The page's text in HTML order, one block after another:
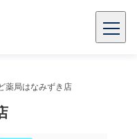
薬局はなみずき店